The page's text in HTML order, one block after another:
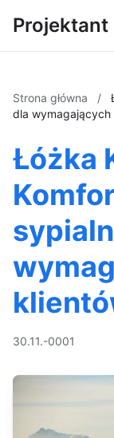
Projektant
Strona główna /
dla wymagających
Łóżka
30.11.-0001